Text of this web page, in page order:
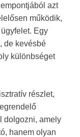
azt
működik,
Egy
de kevésbé
különbséget
részlet,
dolgozni, amely
hanem olyan